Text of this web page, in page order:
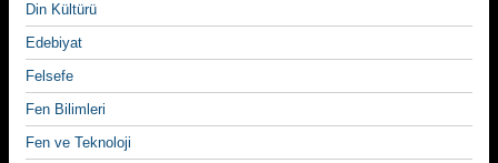
Din Kültürü
Edebiyat
Felsefe
Fen Bilimleri
Fen ve Teknoloji